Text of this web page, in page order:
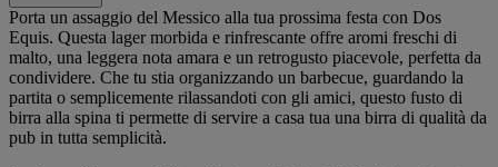
Porta un assaggio del Messico alla tua prossima festa con Dos
Equis. Questa lager morbida e rinfrescante offre aromi freschi di
malto, una leggera nota amara e un retrogusto piacevole, perfetta da
condividere. Che tu stia organizzando un barbecue, guardando la
partita o semplicemente rilassandoti con gli amici, questo fusto di
birra alla spina ti permette di servire a casa tua una birra di qualità da
pub in tutta semplicità.